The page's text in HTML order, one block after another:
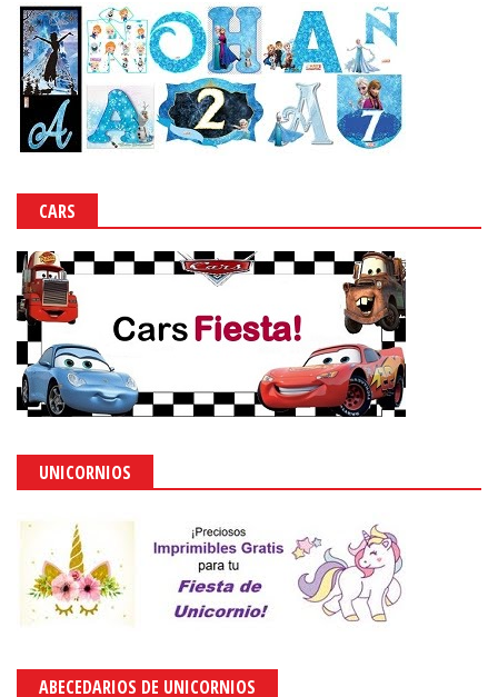
CARS
UNICORNIOS
ABECEDARIOS DE UNICORNIOS